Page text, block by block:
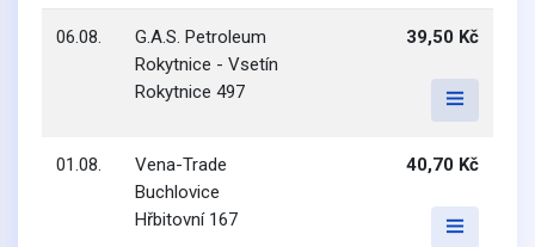
06.08.
G.A.S. Petroleum
Rokytnice - Vsetín
Rokytnice 497
39,50 Kč
01.08.
Vena-Trade
Buchlovice
Hřbitovní 167
40,70 Kč